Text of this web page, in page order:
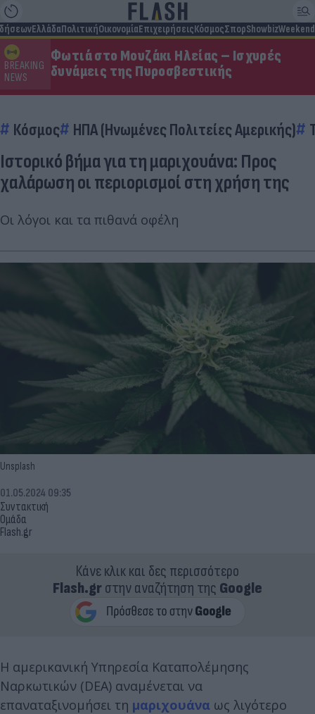
ΕλλάδαΠολιτικήΟικονομίαΕπιχειρήσειςΚόσμοςΣπορShowbizWeekend
BREAKING
NEWS
Φωτιά στο Μουζάκι Ηλείας – Ισχυρές
δυνάμεις της Πυροσβεστικής
Κόσμος ΗΠΑ (Ηνωμένες Πολιτείες Αμερικής)
Ιστορικό βήμα για τη μαριχουάνα: Προς
χαλάρωση οι περιορισμοί στη χρήση της
Οι λόγοι και τα πιθανά οφέλη
Unsplash
Συντακτική
Ομάδα
Flash.gr
01.05.2024 09:35
Κάνε κλικ και δες περισσότερο
Flash.grστην αναζήτηση της Google
Η αμερικανική Υπηρεσία Καταπολέμησης
Ναρκωτικών (DEA) αναμένεται να
επαναταξινομήσει τη μαριχουάνα ως λιγότερο